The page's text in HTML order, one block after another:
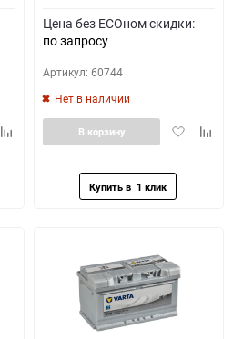
Добавить
Цена без ECOном скидки:
по запросу
Артикул: 60744
Нет в наличии
Добавить
В корзину